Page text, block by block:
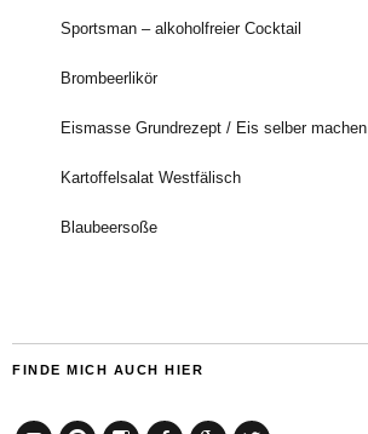
Sportsman – alkoholfreier Cocktail
Brombeerlikör
Eismasse Grundrezept / Eis selber machen
Kartoffelsalat Westfälisch
Blaubeersoße
FINDE MICH AUCH HIER